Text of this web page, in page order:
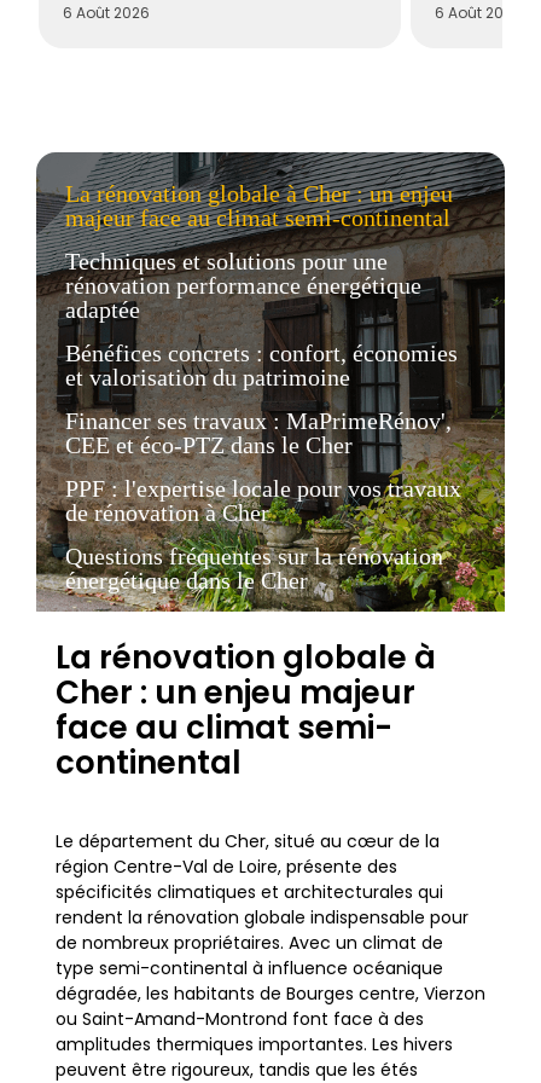
6 Août 2026 6 Août 2026
La rénovation globale à Cher : un enjeu
majeur face au climat semi-continental
Techniques et solutions pour une
rénovation performance énergétique
adaptée
Bénéfices concrets : confort, économies
et valorisation du patrimoine
Financer ses travaux : MaPrimeRénov',
CEE et éco-PTZ dans le Cher
PPF : l'expertise locale pour vos travaux
de rénovation à Cher
Questions fréquentes sur la rénovation
énergétique dans le Cher
La rénovation globale à
Cher : un enjeu majeur
face au climat semi-
continental
Le département du Cher, situé au cœur de la
région Centre-Val de Loire, présente des
spécificités climatiques et architecturales qui
rendent la rénovation globale indispensable pour
de nombreux propriétaires. Avec un climat de
type semi-continental à influence océanique
dégradée, les habitants de Bourges centre, Vierzon
ou Saint-Amand-Montrond font face à des
amplitudes thermiques importantes. Les hivers
peuvent être rigoureux, tandis que les étés